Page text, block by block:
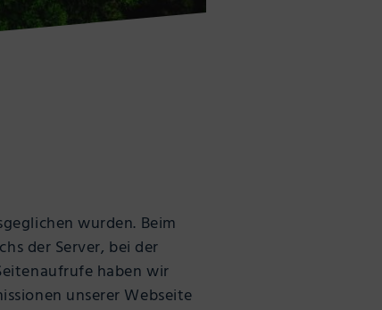
wurden. Beim
der Server, bei der
haben wir
unserer Webseite